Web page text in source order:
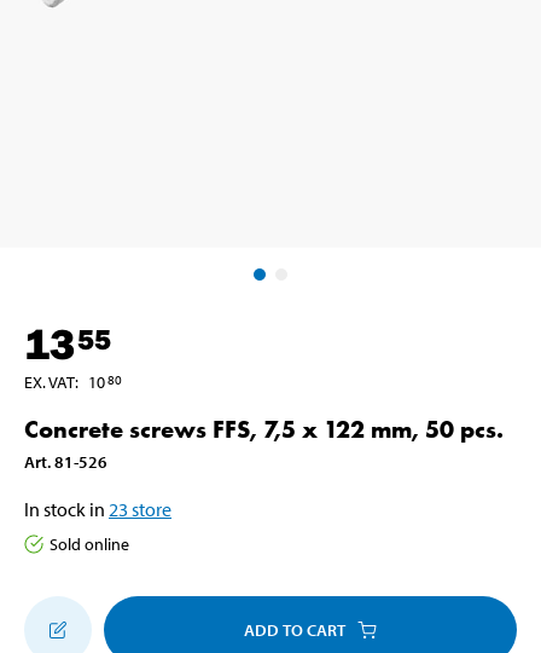
1355
EX. VAT: 1080
Concrete screws FFS, 7,5 x 122 mm, 50 pcs.
Art.81-526
In stock in 23 store
Sold online
ADD TO CART